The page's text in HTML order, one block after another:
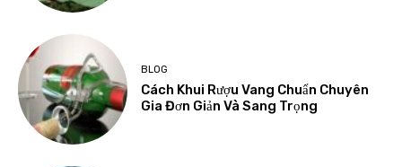
BLOG
Cách Khui Rượu Vang Chuẩn Chuyên
Gia Đơn Giản Và Sang Trọng